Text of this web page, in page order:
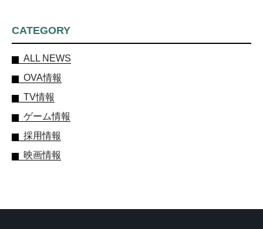
CATEGORY
ALL NEWS
OVA情報
TV情報
ゲーム情報
採用情報
映画情報